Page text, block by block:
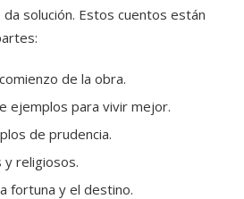
solución. Estos cuentos están
de la obra.
ejemplos para vivir mejor.
de prudencia.
y religiosos.
fortuna y el destino.